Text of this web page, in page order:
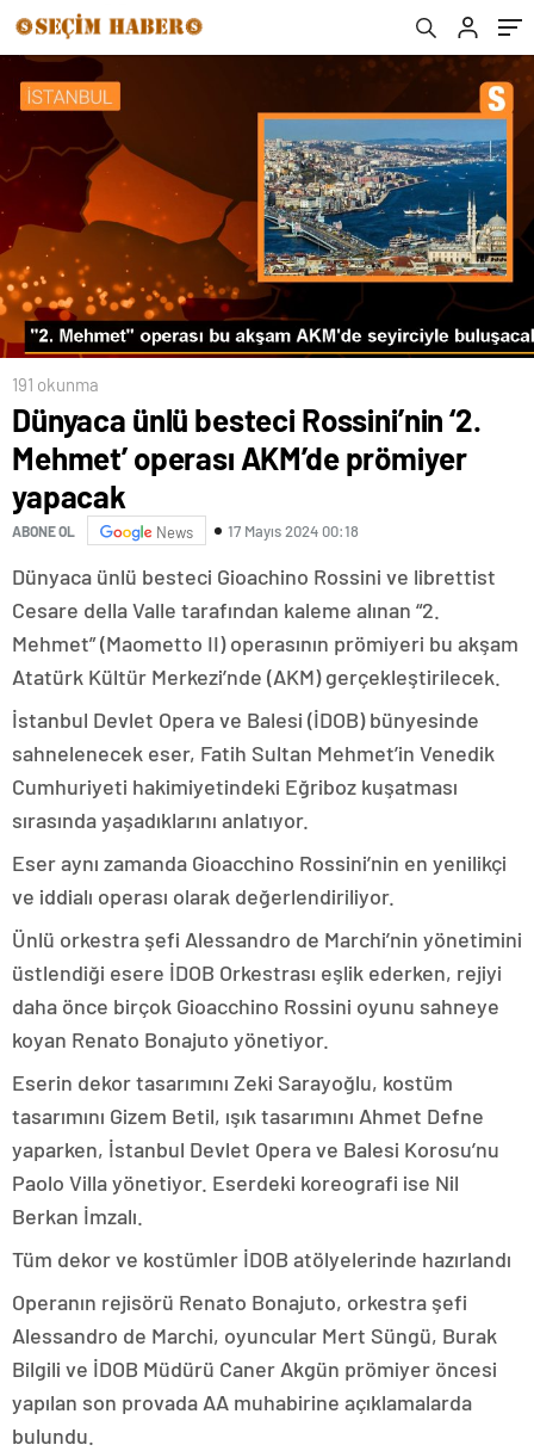
191 okunma
Dünyaca ünlü besteci Rossini’nin ‘2.
Mehmet’ operası AKM’de prömiyer
yapacak
ABONE OL News 17 Mayıs 2024 00:18
Dünyaca ünlü besteci Gioachino Rossini ve librettist
Cesare della Valle tarafından kaleme alınan “2.
Mehmet” (Maometto II) operasının prömiyeri bu akşam
Atatürk Kültür Merkezi’nde (AKM) gerçekleştirilecek.
İstanbul Devlet Opera ve Balesi (İDOB) bünyesinde
sahnelenecek eser, Fatih Sultan Mehmet’in Venedik
Cumhuriyeti hakimiyetindeki Eğriboz kuşatması
sırasında yaşadıklarını anlatıyor.
Eser aynı zamanda Gioacchino Rossini’nin en yenilikçi
ve iddialı operası olarak değerlendiriliyor.
Ünlü orkestra şefi Alessandro de Marchi’nin yönetimini
üstlendiği esere İDOB Orkestrası eşlik ederken, rejiyi
daha önce birçok Gioacchino Rossini oyunu sahneye
koyan Renato Bonajuto yönetiyor.
Eserin dekor tasarımını Zeki Sarayoğlu, kostüm
tasarımını Gizem Betil, ışık tasarımını Ahmet Defne
yaparken, İstanbul Devlet Opera ve Balesi Korosu’nu
Paolo Villa yönetiyor. Eserdeki koreografi ise Nil
Berkan İmzalı.
Tüm dekor ve kostümler İDOB atölyelerinde hazırlandı
Operanın rejisörü Renato Bonajuto, orkestra şefi
Alessandro de Marchi, oyuncular Mert Süngü, Burak
Bilgili ve İDOB Müdürü Caner Akgün prömiyer öncesi
yapılan son provada AA muhabirine açıklamalarda
bulundu.